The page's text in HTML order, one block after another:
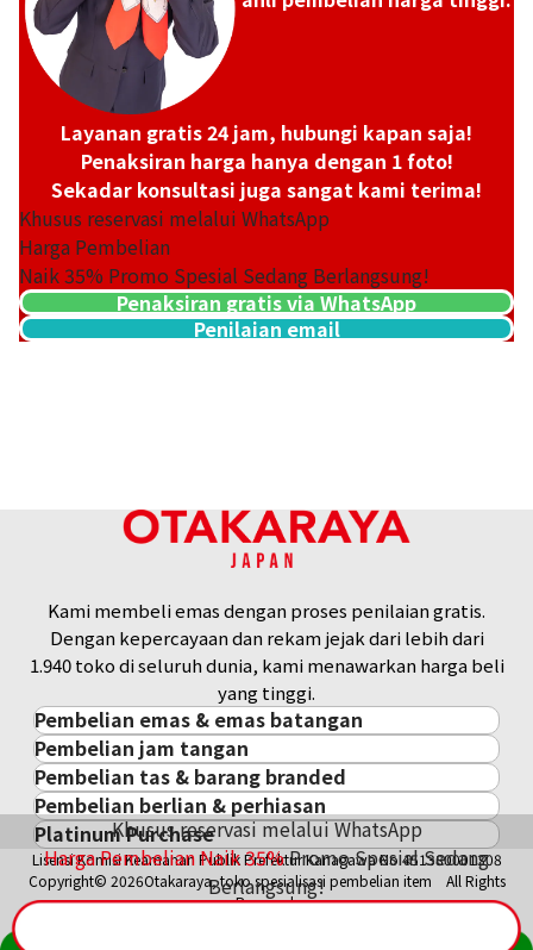
Layanan gratis 24 jam, hubungi kapan saja!
Penaksiran harga hanya dengan 1 foto!
Sekadar konsultasi juga sangat kami terima!
Khusus reservasi melalui WhatsApp
Harga Pembelian
Naik35% Promo Spesial Sedang Berlangsung!
Penaksiran gratis via WhatsApp
Penilaian email
Khusus reservasi melalui WhatsApp
Harga Pembelian Naik35%Promo Spesial Sedang
Berlangsung!
Kami membeli emas dengan proses penilaian gratis.
Dengan kepercayaan dan rekam jejak dari lebih dari
1.940 toko di seluruh dunia, kami menawarkan harga beli
yang tinggi.
Pembelian emas & emas batangan
Pembelian emas & emas batangan
Emas Batangan / Gold Bar
Koin Emas
Harga Pasar Emas / Kurs Emas
Aksesoris Emas
Cincin Emas
Pembelian jam tangan
Pembelian jam tangan
ROLEX
PATEK PHILIPPE
AUDEMARS PIGUET
VACHERON CONSTANTIN
Pembelian tas & barang branded
Pembelian tas & barang branded
Cartier
LOUIS VUITTON
Hermès
Pembelian berlian & perhiasan
Pembelian berlian & perhiasan
Berlian
Zamrud
Platinum Purchase
Platinum
Lisensi Komisi Keamanan Publik Prefektur Kanagawa No.451380001308
Copyright© 2026Otakaraya, toko spesialisasi pembelian item All Rights
Reserved.